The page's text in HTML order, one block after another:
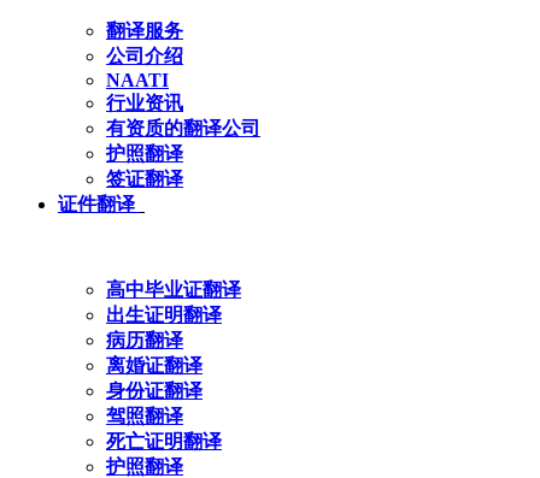
翻译服务
公司介绍
NAATI
行业资讯
有资质的翻译公司
护照翻译
签证翻译
证件翻译
高中毕业证翻译
出生证明翻译
病历翻译
离婚证翻译
身份证翻译
驾照翻译
死亡证明翻译
护照翻译